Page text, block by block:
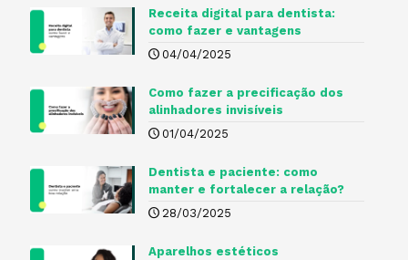
Receita digital para dentista​:
como fazer e vantagens
04/04/2025
Como fazer a precificação dos
alinhadores invisíveis
01/04/2025
Dentista e paciente: como
manter e fortalecer a relação?
28/03/2025
Aparelhos estéticos